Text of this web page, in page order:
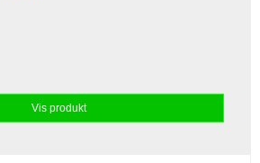
Vis produkt